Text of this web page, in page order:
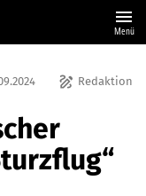
menu
Menü
draw Redaktion